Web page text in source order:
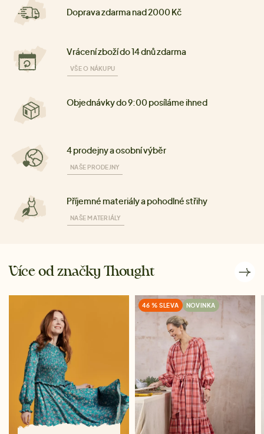
Doprava zdarma nad 2000 Kč
Vrácení zboží do 14 dnů zdarma
VŠE O NÁKUPU
Objednávky do 9:00 posíláme ihned
4 prodejny a osobní výběr
NAŠE PRODEJNY
Příjemné materiály a pohodlné střihy
NAŠE MATERIÁLY
Více od značky Thought
46 % SLEVA NOVINKA